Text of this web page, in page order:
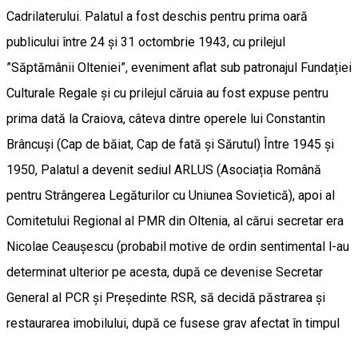
Cadrilaterului. Palatul a fost deschis pentru prima oară
publicului între 24 și 31 octombrie 1943, cu prilejul
”Săptămânii Olteniei”, eveniment aflat sub patronajul Fundației
Culturale Regale și cu prilejul căruia au fost expuse pentru
prima dată la Craiova, câteva dintre operele lui Constantin
Brâncuși (Cap de băiat, Cap de fată și Sărutul) Între 1945 și
1950, Palatul a devenit sediul ARLUS (Asociația Română
pentru Strângerea Legăturilor cu Uniunea Sovietică), apoi al
Comitetului Regional al PMR din Oltenia, al cărui secretar era
Nicolae Ceaușescu (probabil motive de ordin sentimental l-au
determinat ulterior pe acesta, după ce devenise Secretar
General al PCR și Președinte RSR, să decidă păstrarea și
restaurarea imobilului, după ce fusese grav afectat în timpul